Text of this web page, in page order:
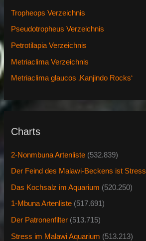
Tropheops Verzeichnis
Pseudotropheus Verzeichnis
Petrotilapia Verzeichnis
Metriaclima Verzeichnis
Metriaclima glaucos ‚Kanjindo Rocks‘
Charts
2-Nonmbuna Artenliste (532.839)
Der Feind des Malawi-Beckens ist Stress
Das Kochsalz im Aquarium (520.250)
1-Mbuna Artenliste (517.691)
Der Patronenfilter (513.715)
Stress im Malawi Aquarium (513.213)